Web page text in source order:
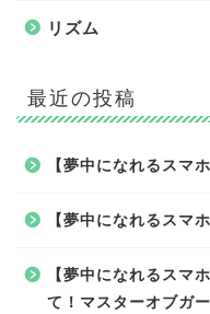
リズム
最近の投稿
【夢中になれるスマ
【夢中になれるス
【夢中になれるスマ
て！マスターオブガ